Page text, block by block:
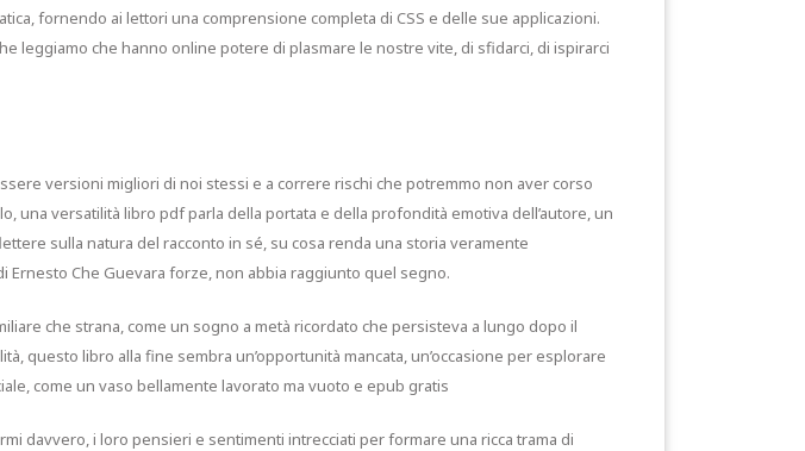
fornendo ai lettori una comprensione completa di CSS e delle sue applicazioni.
leggiamo che hanno online potere di plasmare le nostre vite, di sfidarci, di ispirarci
versioni migliori di noi stessi e a correre rischi che potremmo non aver corso
versatilità libro pdf parla della portata e della profondità emotiva dell’autore, un
sulla natura del racconto in sé, su cosa renda una storia veramente
Ernesto Che Guevara forze, non abbia raggiunto quel segno.
che strana, come un sogno a metà ricordato che persisteva a lungo dopo il
questo libro alla fine sembra un’opportunità mancata, un’occasione per esplorare
come un vaso bellamente lavorato ma vuoto e epub gratis
davvero, i loro pensieri e sentimenti intrecciati per formare una ricca trama di